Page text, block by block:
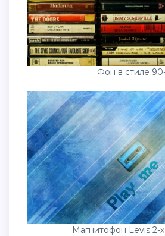
Фон в стиле
Магнитофон Levis 2-х